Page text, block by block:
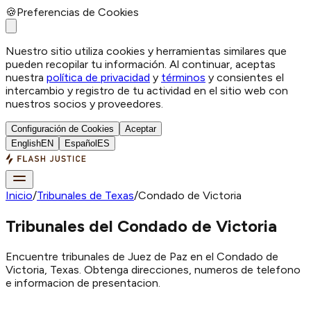
🍪Preferencias de Cookies
Nuestro sitio utiliza cookies y herramientas similares que
pueden recopilar tu información. Al continuar, aceptas
nuestra política de privacidad y términos y consientes el
intercambio y registro de tu actividad en el sitio web con
nuestros socios y proveedores.
Configuración de Cookies
Aceptar
EnglishEN Español ES
Inicio/Tribunales de Texas/Condado de Victoria
Tribunales del Condado de Victoria
Encuentre tribunales de Juez de Paz en el Condado de
Victoria, Texas. Obtenga direcciones, numeros de telefono
e informacion de presentacion.